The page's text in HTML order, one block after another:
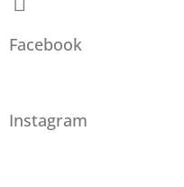
Facebook
Instagram